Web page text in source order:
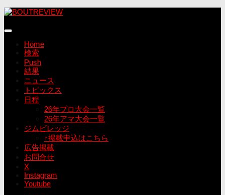
コ
テ
Home
検索
Push
結果
ニュース
トピックス
日程
26年プロ大会一覧
26年アマ大会一覧
ジムビレッジ
↑掲載申込はこちら
広告掲載
お問合せ
X
Instagram
Youtube